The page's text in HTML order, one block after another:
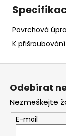
Povrchová
K
AL/ST
Kč
Z
Odebírat
Nezmeškejte
E-mail